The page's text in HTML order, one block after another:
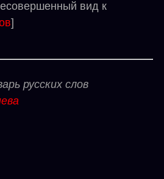
вид к
]
русских слов